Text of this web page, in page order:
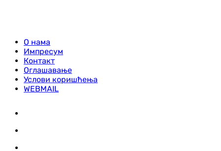
О нама
Импресум
Контакт
Оглашавање
Услови коришћења
WEBMAIL